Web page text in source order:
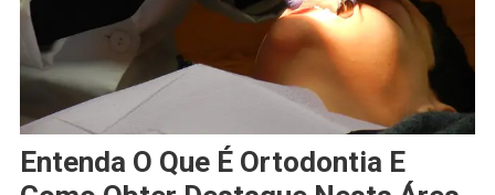
Entenda O Que É Ortodontia E